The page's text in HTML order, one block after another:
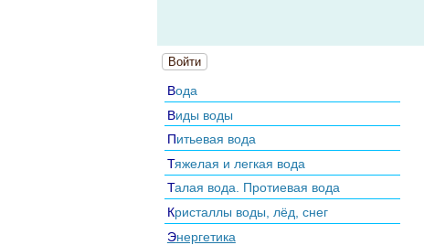
Войти
Вода
Виды воды
Питьевая вода
Тяжелая и легкая вода
Талая вода. Протиевая вода
Кристаллы воды, лёд, снег
Энергетика